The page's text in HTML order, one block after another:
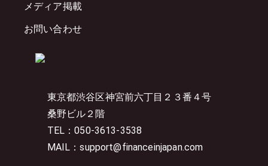
東京都渋谷区神宮前六丁目２３番４号
桑野ビル２階
TEL：050-3613-3538
MAIL：support@financeinjapan.com
メディア掲載
お問い合わせ